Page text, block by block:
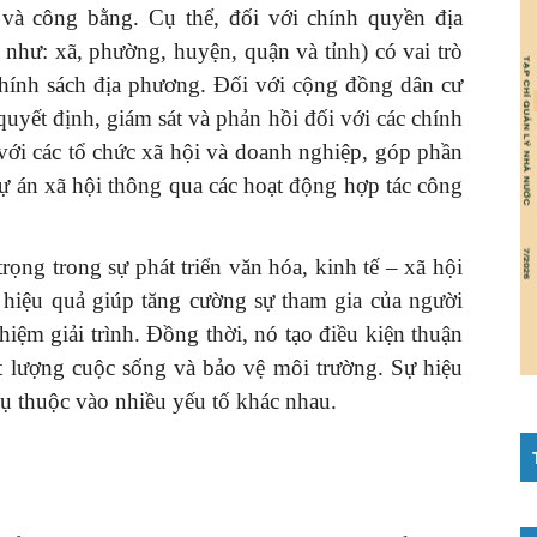
công bằng. Cụ thể, đối với chính quyền địa
xã, phường, huyện, quận và tỉnh) có vai trò
sách địa phương. Đối với cộng đồng dân cư
định, giám sát và phản hồi đối với các chính
các tổ chức xã hội và doanh nghiệp, góp phần
án xã hội thông qua các hoạt động hợp tác công
trong sự phát triển văn hóa, kinh tế – xã hội
quả giúp tăng cường sự tham gia của người
giải trình. Đồng thời, nó tạo điều kiện thuận
cuộc sống và bảo vệ môi trường. Sự hiệu
thuộc vào nhiều yếu tố khác nhau.